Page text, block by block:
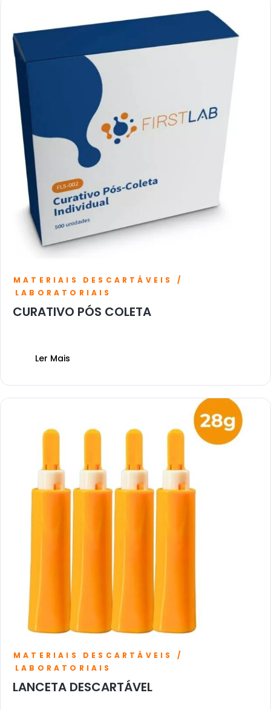
MATERIAIS DESCARTÁVEIS /
LABORATORIAIS
CURATIVO PÓS COLETA
Ler Mais
MATERIAIS DESCARTÁVEIS /
LABORATORIAIS
LANCETA DESCARTÁVEL